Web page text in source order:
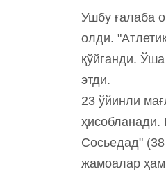
Ушбу ғалаба
олди.
қўйганди.
этди.
23 ўйинли
ҳисобланади.
Сосьедад"
жамоалар ҳам